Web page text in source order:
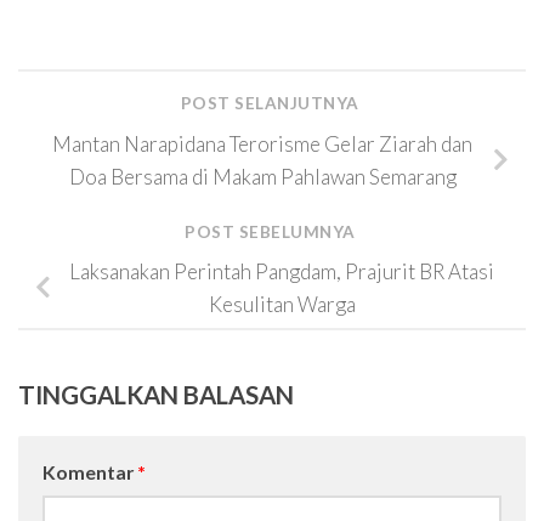
POST SELANJUTNYA
Mantan Narapidana Terorisme Gelar Ziarah dan
Doa Bersama di Makam Pahlawan Semarang
POST SEBELUMNYA
Laksanakan Perintah Pangdam, Prajurit BR Atasi
Kesulitan Warga
TINGGALKAN BALASAN
Komentar *